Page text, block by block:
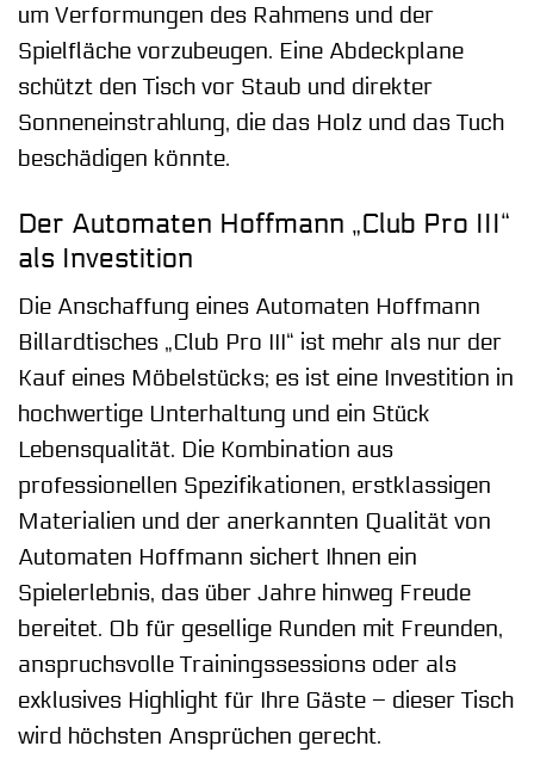
um Verformungen des Rahmens und der
Spielfläche vorzubeugen. Eine Abdeckplane
schützt den Tisch vor Staub und direkter
Sonneneinstrahlung, die das Holz und das Tuch
beschädigen könnte.
Der Automaten Hoffmann „Club Pro III“
als Investition
Die Anschaffung eines Automaten Hoffmann
Billardtisches „Club Pro III“ ist mehr als nur der
Kauf eines Möbelstücks; es ist eine Investition in
hochwertige Unterhaltung und ein Stück
Lebensqualität. Die Kombination aus
professionellen Spezifikationen, erstklassigen
Materialien und der anerkannten Qualität von
Automaten Hoffmann sichert Ihnen ein
Spielerlebnis, das über Jahre hinweg Freude
bereitet. Ob für gesellige Runden mit Freunden,
anspruchsvolle Trainingssessions oder als
exklusives Highlight für Ihre Gäste – dieser Tisch
wird höchsten Ansprüchen gerecht.